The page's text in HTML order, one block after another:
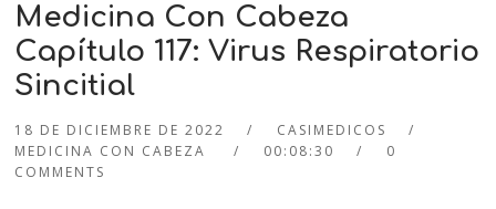
Medicina Con Cabeza
Capítulo 117: Virus Respiratorio
Sincitial
18 DE DICIEMBRE DE 2022
CASIMEDICOS
MEDICINA CON CABEZA
00:08:30
0
COMMENTS